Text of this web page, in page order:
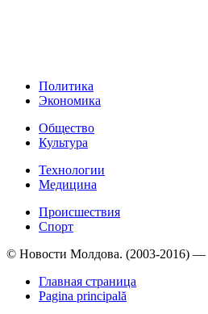
Политика
Экономика
Общество
Культура
Технологии
Медицина
Происшествия
Спорт
© Новости Молдова. (2003-2016) —
Главная страница
Pagina principală